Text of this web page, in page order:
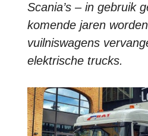
Scania’s – in gebruik
komende jaren
vuilniswagens
elektrische trucks.